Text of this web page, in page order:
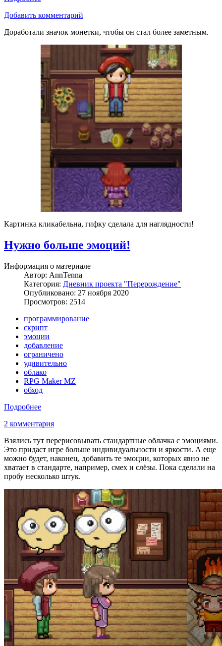
Добавить комментарий
Доработали значок монетки, чтобы он стал более заметным.
Картинка кликабельна, гифку сделала для наглядности!
Нужно больше эмоций!
Информация о материале
Автор: AnnTenna
Категория: Дневник проекта "Перерождение"
Опубликовано: 27 ноября 2020
Просмотров: 2514
программирование
скрипт
эмоции
добавление
ограничено
удивительно
облако
RPG Maker MZ
обход
Подробнее
2 комментария
Взялись тут перерисовывать стандартные облачка с эмоциями.
Это придаст игре больше индивидуальности и яркости. А еще
можно будет, наконец, добавить те эмоции, которых явно не
хватает в стандарте, например, смех и слёзы. Пока сделали на
пробу несколько штук.